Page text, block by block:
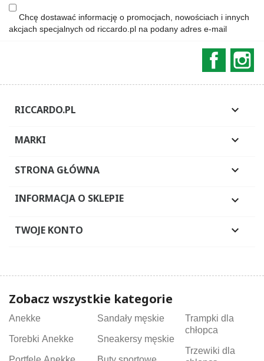
Chcę dostawać informację o promocjach, nowościach i innych
akcjach specjalnych od riccardo.pl na podany adres e-mail
RICCARDO.PL 
MARKI 
STRONA GŁÓWNA 
INFORMACJA O SKLEPIE 
TWOJE KONTO 
Zobacz wszystkie kategorie
Anekke
Torebki Anekke
Sandały męskie
Sneakersy męskie
Trampki dla
chłopca
Trzewiki dla